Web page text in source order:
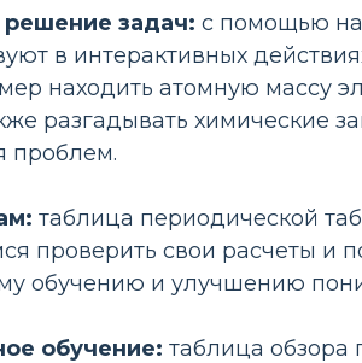
задач: с помощью
в интерактивных
находить атомную массу
разгадывать химические
проблем.
таблица периодической
проверить свои расчеты и
обучению и улучшению
обучение: таблица